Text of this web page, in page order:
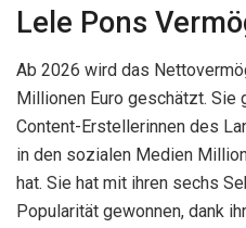
Lele Pons
Ab 2026 wird das
Millionen Euro geschätzt.
Content-Erstellerinnen des
in den sozialen Medien
hat. Sie hat mit ihren sechs
Popularität gewonnen, dank